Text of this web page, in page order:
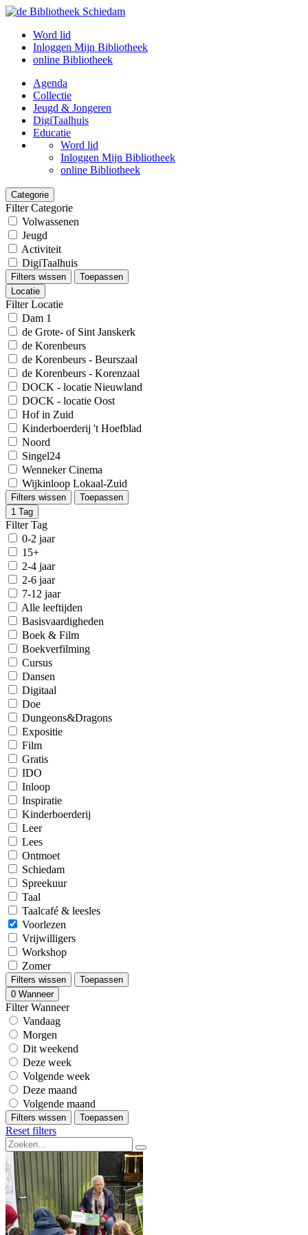
Word lid
Inloggen Mijn Bibliotheek
online Bibliotheek
Agenda
Collectie
Jeugd & Jongeren
DigiTaalhuis
Educatie
Word lid
Inloggen Mijn Bibliotheek
online Bibliotheek
Categorie
Filter Categorie
Volwassenen
Jeugd
Activiteit
DigiTaalhuis
Filters wissen
Toepassen
Locatie
Filter Locatie
Dam 1
de Grote- of Sint Janskerk
de Korenbeurs
de Korenbeurs - Beurszaal
de Korenbeurs - Korenzaal
DOCK - locatie Nieuwland
DOCK - locatie Oost
Hof in Zuid
Kinderboerderij 't Hoefblad
Noord
Singel24
Wenneker Cinema
Wijkinloop Lokaal-Zuid
Filters wissen
Toepassen
1 Tag
Filter Tag
0-2 jaar
15+
2-4 jaar
2-6 jaar
7-12 jaar
Alle leeftijden
Basisvaardigheden
Boek & Film
Boekverfilming
Cursus
Dansen
Digitaal
Doe
Dungeons&Dragons
Expositie
Film
Gratis
IDO
Inloop
Inspiratie
Kinderboerderij
Leer
Lees
Ontmoet
Schiedam
Spreekuur
Taal
Taalcafé & leesles
Voorlezen
Vrijwilligers
Workshop
Zomer
Filters wissen
Toepassen
0 Wanneer
Filter Wanneer
Vandaag
Morgen
Dit weekend
Deze week
Volgende week
Deze maand
Volgende maand
Filters wissen Toepassen
Reset filters